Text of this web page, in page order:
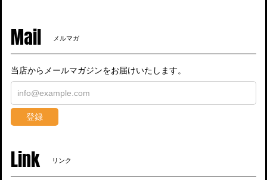
Mail メルマガ
当店からメールマガジンをお届けいたします。
登録
Link リンク